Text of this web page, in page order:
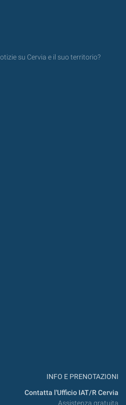
su Cervia e il suo territorio?
INFO E PRENOTAZIONI
Contatta l'Ufficio IAT/R Cervia